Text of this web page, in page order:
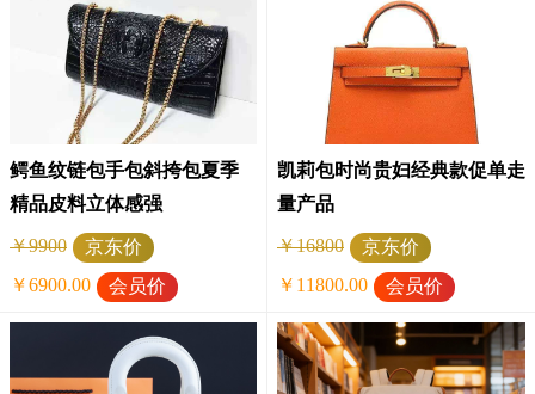
鳄鱼纹链包手包斜挎包夏季
精品皮料立体感强
￥9900
京东价
￥6900.00
会员价
凯莉包时尚贵妇经典款促单走
量产品
￥16800
京东价
￥11800.00
会员价